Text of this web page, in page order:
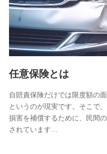
基本情報
氏名、電話番号、メール
属性、連絡先、dポイン
報。例として、dポイン
構成、住所、dポイント
含まれます。
当社又は株式会社NTTド
又は株式会社NTTドコモ
約状態・ご利用履歴イン
る情報、アプリケーショ
購入されたサービスや商
する情報、アンケートの
任意保険とは
自賠責保険だけでは限度額の
というのが現実です。そこで
損害を補償するために、民間
されています…